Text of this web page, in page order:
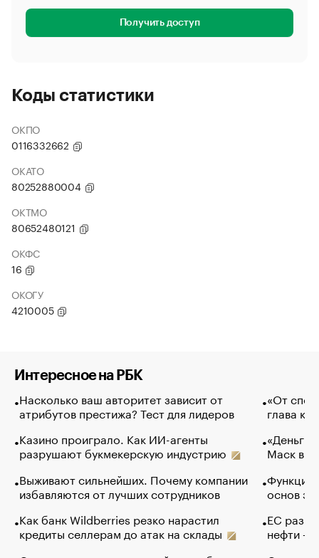
Получить доступ
Коды статистики
ОКПО
0116332662
ОКАТО
80252880004
ОКТМО
80652480121
ОКФС
16
ОКОГУ
4210005
Интересное на РБК
Насколько ваш авторитет зависит от
атрибутов престижа? Тест для лидеров
Казино проиграло. Как ИИ-агенты
разрушают букмекерскую индустрию
Выживают сильнейших. Почему компании
избавляются от лучших сотрудников
Как банк Wildberries резко нарастил
кредиты селлерам до атак на склады
«От
глава
«Деньги
Маск в
Функции
основ
ЕС
нефти —